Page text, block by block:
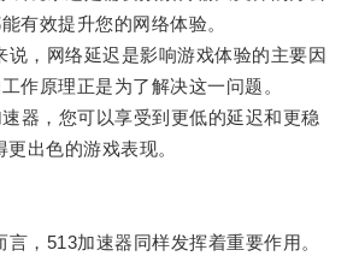
有效提升您的网络体验。
，网络延迟是影响游戏体验的主要因
作原理正是为了解决这一问题。
，您可以享受到更低的延迟和更稳
出色的游戏表现。
513加速器同样发挥着重要作用。